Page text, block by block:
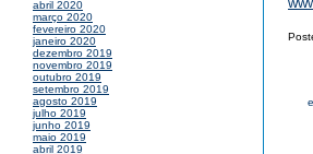
abril 2020
março 2020
fevereiro 2020
janeiro 2020
dezembro 2019
novembro 2019
outubro 2019
setembro 2019
agosto 2019
julho 2019
junho 2019
maio 2019
abril 2019